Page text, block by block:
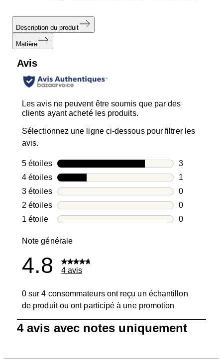
Description du produit
Matière
Avis
Les avis ne peuvent être soumis que par des
clients ayant acheté les produits.
Sélectionnez une ligne ci-dessous pour filtrer les
avis.
5 étoilesétoiles
3
3 avis avec
4 étoilesétoiles
1
1 avis avec
3 étoilesétoiles
0
0 avis avec
2 étoilesétoiles
0
0 avis avec
1 étoileétoiles
0
Note générale
4.8 4 avis
0 sur 4 consommateurs ont reçu un échantillon
de produit ou ont participé à une promotion
4 avis avec notes uniquement